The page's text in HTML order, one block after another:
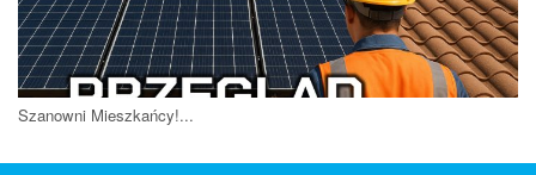
Szanowni Mieszkańcy!...